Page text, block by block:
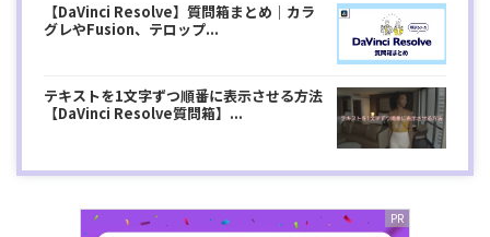
【DaVinci Resolve】質問箱まとめ｜カラ
グレやFusion、テロップ...
テキストを1文字ずつ順番に表示させる方法
【DaVinci Resolve質問箱】...